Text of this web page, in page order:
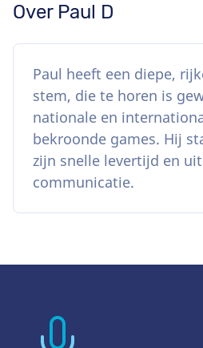
Over Paul D
Paul heeft een diepe,
stem, die te horen is
nationale en
bekroonde games. Hij
zijn snelle levertijd en
communicatie.